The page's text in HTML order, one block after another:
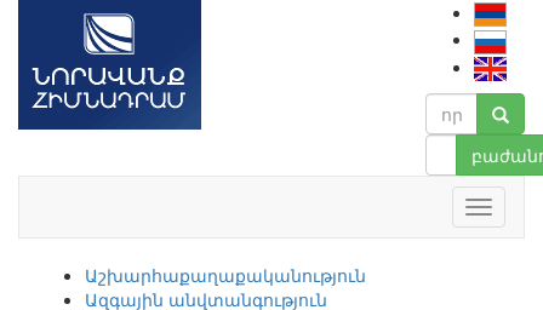
Աշխարհաքաղաքականություն
Ազգային անվտանգություն